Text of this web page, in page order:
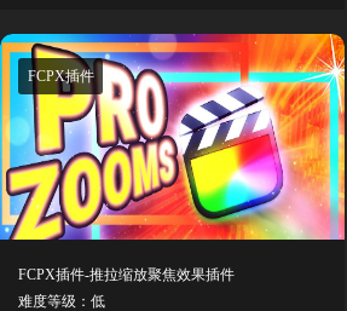
FCPX插件
FCPX插件-推拉缩放聚焦效果插件
难度等级：低